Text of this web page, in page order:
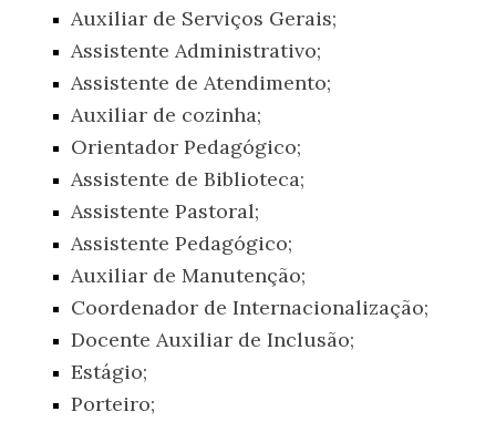
Auxiliar de Serviços Gerais;
Assistente Administrativo;
Assistente de Atendimento;
Auxiliar de cozinha;
Orientador Pedagógico;
Assistente de Biblioteca;
Assistente Pastoral;
Assistente Pedagógico;
Auxiliar de Manutenção;
Coordenador de Internacionalização;
Docente Auxiliar de Inclusão;
Estágio;
Porteiro;